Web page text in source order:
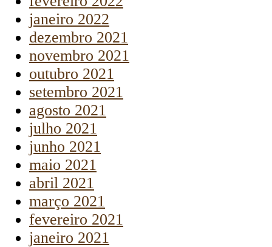
janeiro 2022
dezembro 2021
novembro 2021
outubro 2021
setembro 2021
agosto 2021
julho 2021
junho 2021
maio 2021
abril 2021
março 2021
fevereiro 2021
janeiro 2021